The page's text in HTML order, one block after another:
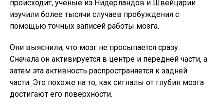
происходит, учёные из Нидерландов и Швейцарии
изучили более тысячи случаев пробуждения с
помощью точных записей работы мозга.
Они выяснили, что мозг не просыпается сразу.
Сначала он активируется в центре и передней части, а
затем эта активность распространяется к задней
части. Это похоже на то, как сигналы от глубин мозга
достигают его поверхности.